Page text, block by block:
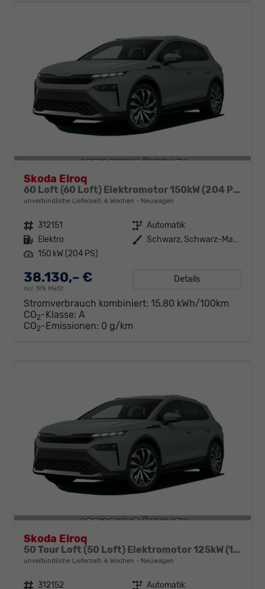
Skoda Elroq
60 Loft (60 Loft) Elektromotor 150kW (204 PS) (cont. 70 kW)
unverbindliche Lieferzeit: 6 Wochen Neuwagen
Fahrzeugnr. 312151 Getriebe Automatik
Kraftstoff Elektro Außenfarbe
Schwarz, Schwarz-Magic Perleffekt (1Z)
Leistung 150 kW (204 PS)
38.130,– €
incl. 19% MwSt.
Details
Stromverbrauch kombiniert: 15,80 kWh/100km
CO2-Klasse: A
CO2-Emissionen: 0 g/km
Skoda Elroq
50 Tour Loft (50 Loft) Elektromotor 125kW (170 PS) (cont. 70 kW)
unverbindliche Lieferzeit: 6 Wochen Neuwagen
Fahrzeugnr. 312152 Getriebe Automatik